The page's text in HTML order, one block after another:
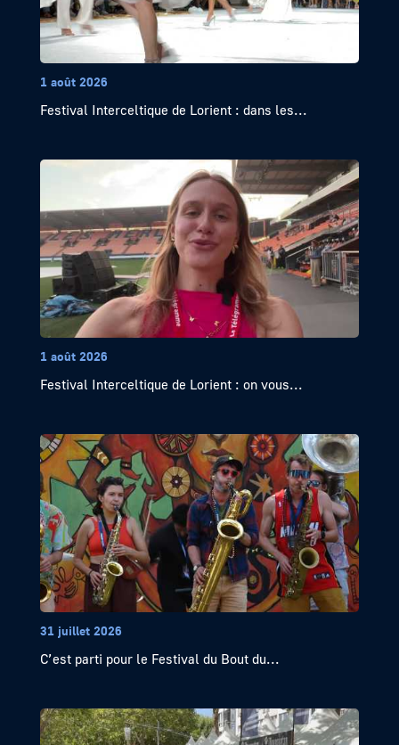
1 août 2026
Festival Interceltique de Lorient : dans les...
1 août 2026
Festival Interceltique de Lorient : on vous...
31 juillet 2026
C’est parti pour le Festival du Bout du...